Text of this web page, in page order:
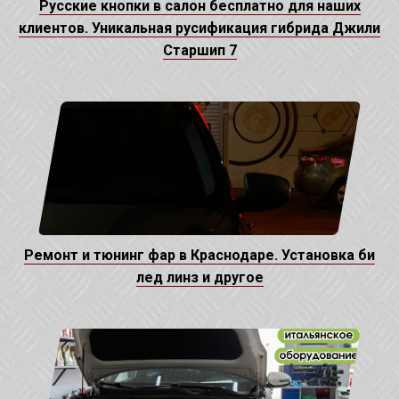
Русские кнопки в салон бесплатно для наших
клиентов. Уникальная русификация гибрида Джили
Старшип 7
Ремонт и тюнинг фар в Краснодаре. Установка би
лед линз и другое